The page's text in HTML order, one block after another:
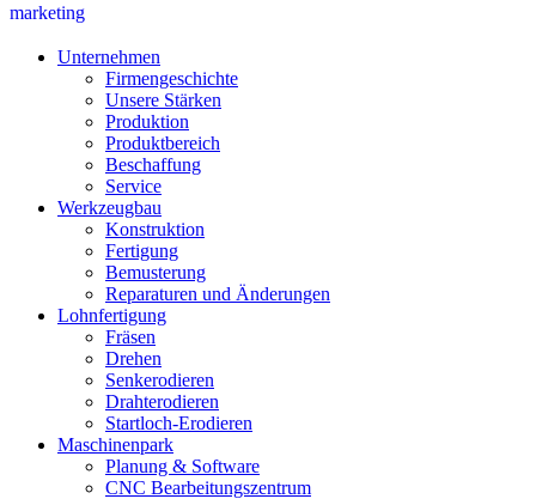
marketing
Unternehmen
Firmengeschichte
Unsere Stärken
Produktion
Produktbereich
Beschaffung
Service
Werkzeugbau
Konstruktion
Fertigung
Bemusterung
Reparaturen und Änderungen
Lohnfertigung
Fräsen
Drehen
Senkerodieren
Drahterodieren
Startloch-Erodieren
Maschinenpark
Planung & Software
CNC Bearbeitungszentrum